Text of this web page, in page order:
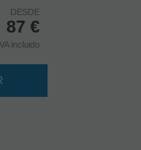
DESDE
87 €
incluido